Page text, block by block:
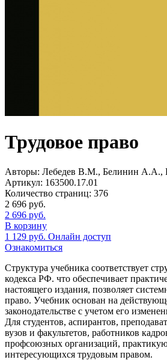
Трудовое право
Авторы: Лебедев В.М., Белинин А.А.,
Артикул: 163500.17.01
Количество страниц: 376
2 696 руб.
2 696 руб.
В корзину
1 129 руб. Онлайн доступ
Ознакомиться
Структура учебника соответствует
кодекса РФ. что обеспечивает
настоящего издания, позволяет
право. Учебник основан на
законодательстве с учетом его
Для студентов, аспирантов,
вузов и факультетов, работников
профсоюзных организаций,
интересующихся трудовым правом.